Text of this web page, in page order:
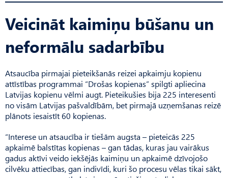
Veicināt kaimiņu būšanu un
neformālu sadarbību
Atsaucība pirmajai pieteikšanās reizei apkaimju kopienu
attīstības programmai “Drošas kopienas” spilgti apliecina
Latvijas kopienu vēlmi augt. Pieteikušies bija 225 interesenti
no visām Latvijas paš­valdībām, bet pirmajā uzņemšanas reizē
plānots iesaistīt 60 kopienas.
“Interese un atsaucība ir tiešām augsta – pieteicās 225
apkaimē balstītas kopienas – gan tādas, kuras jau vairākus
gadus aktīvi veido iekšējās kaimiņu un apkaimē dzīvojošo
cilvēku attiecības, gan indivīdi, kuri šo procesu vēlas tikai sākt,